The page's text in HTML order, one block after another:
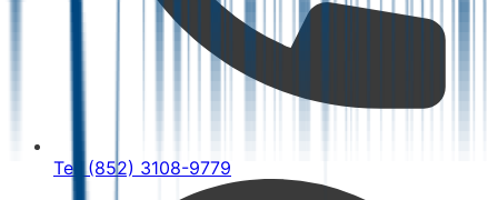
Tel: (852) 3108-9779